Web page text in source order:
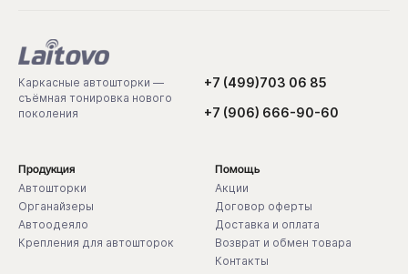
Каркасные автошторки —
съёмная тонировка нового
поколения
+7 (499)703 06 85
+7 (906) 666-90-60
Продукция
Автошторки
Органайзеры
Автоодеяло
Крепления для автошторок
Помощь
Акции
Договор оферты
Доставка и оплата
Возврат и обмен товара
Контакты